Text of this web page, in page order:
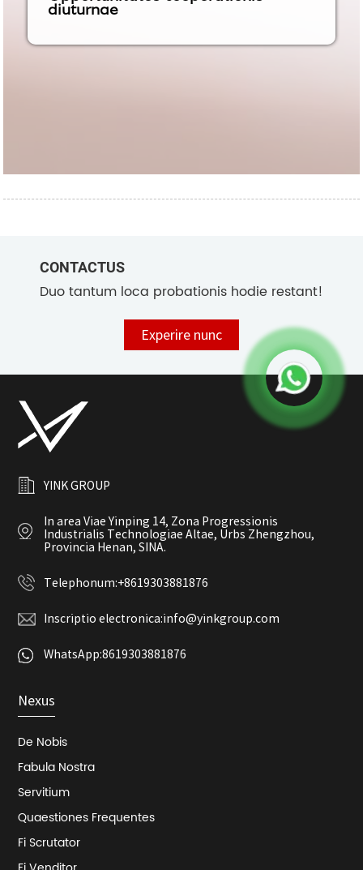
diuturnae
CONTACTUS
Duo tantum loca probationis hodie restant!
Experire nunc
YINK GROUP
In area Viae Yinping 14, Zona Progressionis
Industrialis Technologiae Altae, Urbs Zhengzhou,
Provincia Henan, SINA.
Telephonum:+8619303881876
Inscriptio electronica:info@yinkgroup.com
WhatsApp:8619303881876
Nexus
De Nobis
Fabula Nostra
Servitium
Quaestiones Frequentes
Fi Scrutator